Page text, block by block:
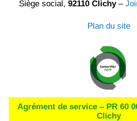
Siège social, 92110 Clichy–
Plan du site
Agrément de service – PR 60
Clichy